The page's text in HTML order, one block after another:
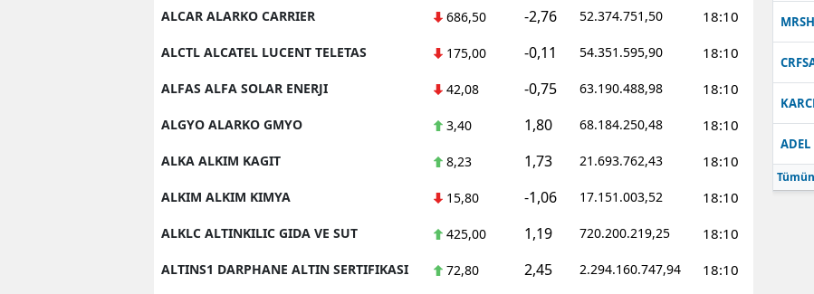
ALCAR ALARKO CARRIER 686,50 -2,76 52.374.751,50 18:10
ALCTL ALCATEL LUCENT TELETAS 175,00 -0,11 54.351.595,90 18:10
ALFAS ALFA SOLAR ENERJI 42,08 -0,75 63.190.488,98 18:10
ALGYO ALARKO GMYO 3,40 1,80 68.184.250,48 18:10
ALKA ALKIM KAGIT 8,23 1,73 21.693.762,43 18:10
ALKIM ALKIM KIMYA 15,80 -1,06 17.151.003,52 18:10
ALKLC ALTINKILIC GIDA VE SUT 425,00 1,19 720.200.219,25 18:10
ALTINS1 DARPHANE ALTIN SERTIFIKASI 72,80 2,45 2.294.160.747,94 18:10
ADEL